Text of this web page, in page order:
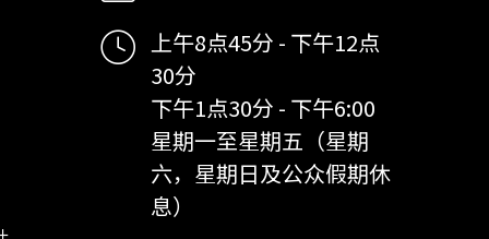
上午8点45分 - 下午12点
30分
下午1点30分 - 下午6:00
星期一至星期五（星期
六，星期日及公众假期休
息）